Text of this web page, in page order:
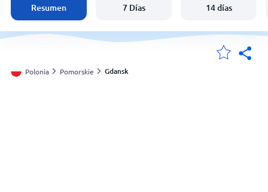
España
Argentina
Resumen 7 Días 14 días
Polonia Pomorskie Gdansk